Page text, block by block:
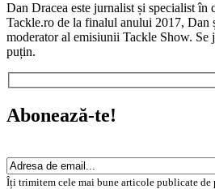
Dan Dracea este jurnalist și specialist în
Tackle.ro de la finalul anului 2017, Dan
moderator al emisiunii Tackle Show. Se
puțin.
Abonează-te!
Îți trimitem cele mai bune articole publicate